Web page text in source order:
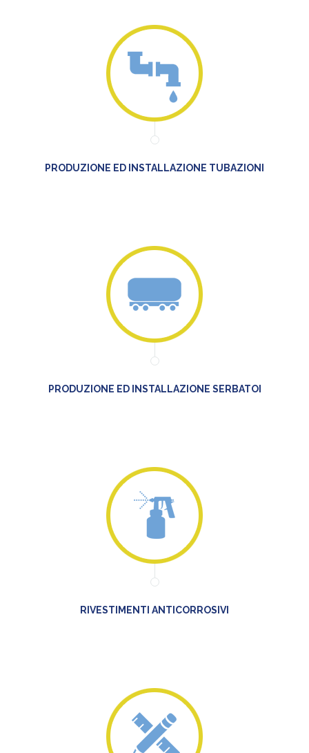
PRODUZIONE ED INSTALLAZIONE TUBAZIONI
PRODUZIONE ED INSTALLAZIONE SERBATOI
RIVESTIMENTI ANTICORROSIVI